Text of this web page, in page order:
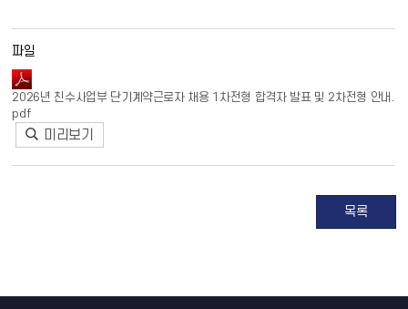
파일
2026년 친수사업부 단기계약근로자 채용 1차전형 합격자 발표 및 2차전형 안내.
pdf
미리보기
목록